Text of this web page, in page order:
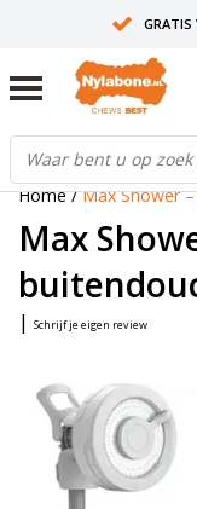
GRATIS
Home/Max Shower
Max
| Schrijf je eigen review